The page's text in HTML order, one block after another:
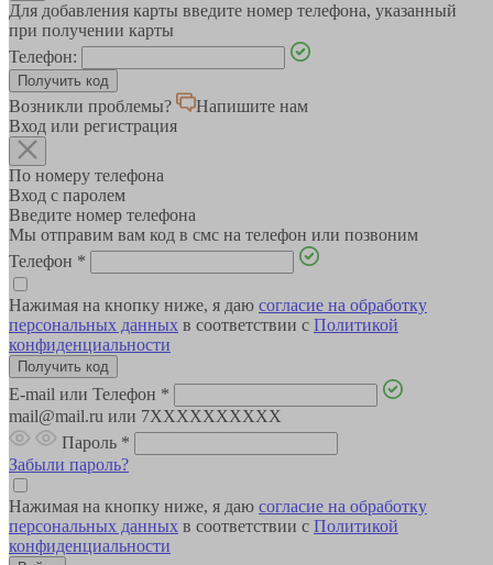
Для добавления карты введите номер телефона, указанный
при получении карты
Телефон:
Возникли проблемы?
Напишите нам
Вход или регистрация
По номеру телефона
Вход с паролем
Введите номер телефона
Мы отправим вам код в смс на телефон или позвоним
Телефон *
Нажимая на кнопку ниже, я даю согласие на обработку
персональных данных в соответствии с Политикой
конфиденциальности
E-mail или Телефон *
mail@mail.ru или 7XXXXXXXXXX
Пароль *
Забыли пароль?
Нажимая на кнопку ниже, я даю согласие на обработку
персональных данных в соответствии с Политикой
конфиденциальности